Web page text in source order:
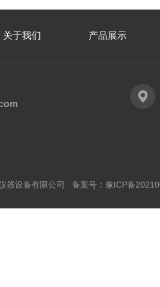
关于我们 产品展示
器设备有限公司 备案号： 豫ICP备